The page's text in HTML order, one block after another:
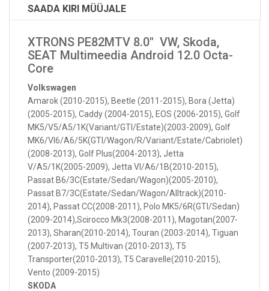
SAADA KIRI MÜÜJALE
XTRONS PE82MTV 8.0" VW, Skoda,
SEAT Multimeedia Android 12.0 Octa-
Core
Volkswagen
Amarok (2010-2015), Beetle (2011-2015), Bora (Jetta)
(2005-2015), Caddy (2004-2015), EOS (2006-2015), Golf
MK5/V5/A5/1K(Variant/GTI/Estate)(2003-2009), Golf
MK6/VI6/A6/5K(GTI/Wagon/R/Variant/Estate/Cabriolet)
(2008-2013), Golf Plus(2004-2013), Jetta
V/A5/1K(2005-2009), Jetta Vl/A6/1B(2010-2015),
Passat B6/3C(Estate/Sedan/Wagon)(2005-2010),
Passat B7/3C(Estate/Sedan/Wagon/Alltrack)(2010-
2014), Passat CC(2008-2011), Polo MK5/6R(GTI/Sedan)
(2009-2014),Scirocco Mk3(2008-2011), Magotan(2007-
2013), Sharan(2010-2014), Touran (2003-2014), Tiguan
(2007-2013), T5 Multivan (2010-2013), T5
Transporter(2010-2013), T5 Caravelle(2010-2015),
Vento (2009-2015)
SKODA